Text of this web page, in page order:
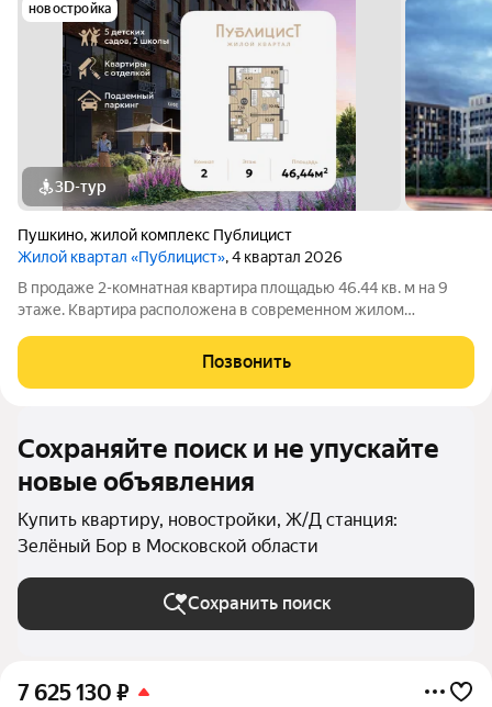
новостройка
3D-тур
Пушкино,жилой комплекс Публицист
Жилой квартал «Публицист», 4 квартал 2026
В продаже 2-комнатная квартира площадью 46.44 кв. м на 9
этаже. Квартира расположена в современном жилом
комнатная квартира площадью 62.46 кв. м на 10 этаже.
Квартира расположена в современном
Позвонить
Сохраняйте поиск и не упускайте
новые объявления
Купить квартиру, новостройки, Ж/Д станция:
Зелёный Бор в Московской области
Сохранить поиск
7 625 130 ₽